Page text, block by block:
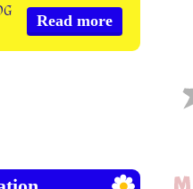
Read more